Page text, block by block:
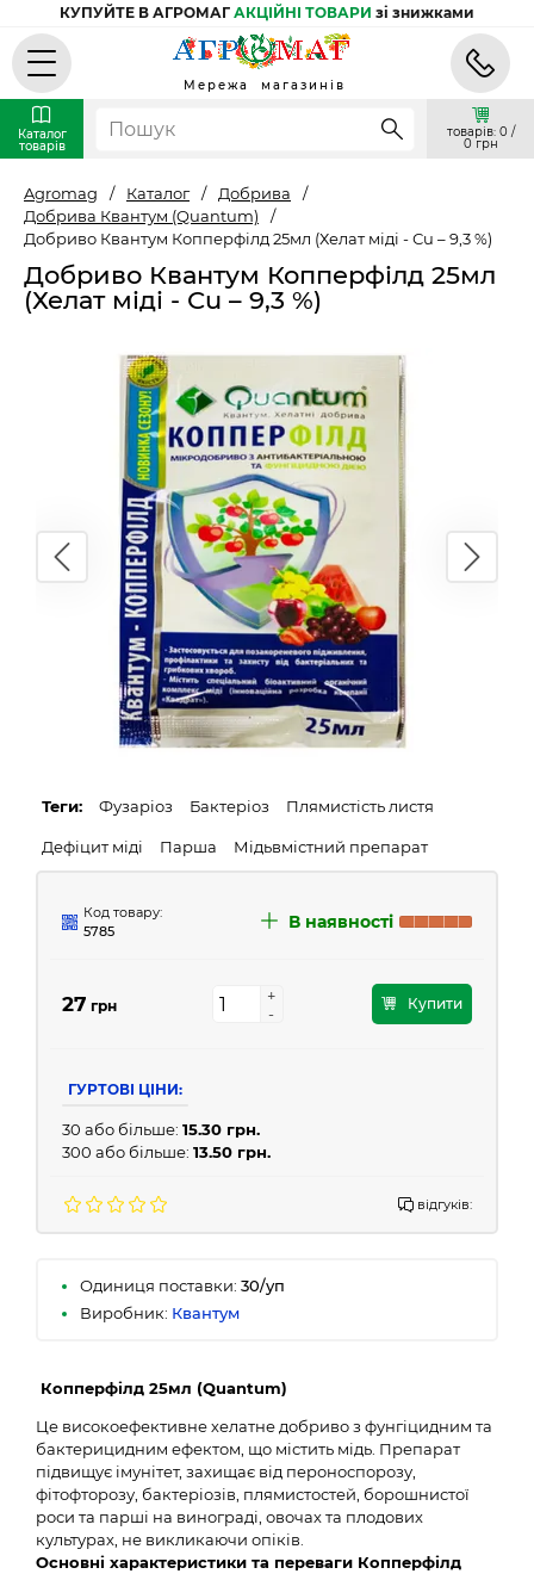
КУПУЙТЕ В АГРОМАГ АКЦІЙНІ ТОВАРИ зі знижками
Мережа магазинів
Каталог
товарів
товарів: 0 /
0 грн
Agromag / Каталог / Добрива
/
Добрива Квантум (Quantum)
/
Добриво Квантум Копперфілд 25мл (Хелат міді - Сu – 9,3 %)
Добриво Квантум Копперфілд 25мл
(Хелат міді - Сu – 9,3 %)
Теги: Фузаріоз Бактеріоз Плямистість листя
Дефіцит міді Парша Мідьвмістний препарат
Код товару:
5785
В наявності
27 грн
+
-
+
-
Купити
ГУРТОВІ ЦІНИ:
30 або більше: 15.30 грн.
300 або більше: 13.50 грн.
відгуків:
Одиниця поставки: 30/уп
Виробник: Квантум
Копперфілд 25мл (Quantum)
Це високоефективне хелатне добриво з фунгіцидним та
бактерицидним ефектом, що містить мідь. Препарат
підвищує імунітет, захищає від пероноспорозу,
фітофторозу, бактеріозів, плямистостей, борошнистої
роси та парші на винограді, овочах та плодових
культурах, не викликаючи опіків.
Основні характеристики та переваги Копперфілд